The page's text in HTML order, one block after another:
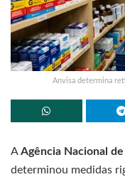
Anvisa determina
AAgência Nacional
determinou medidas